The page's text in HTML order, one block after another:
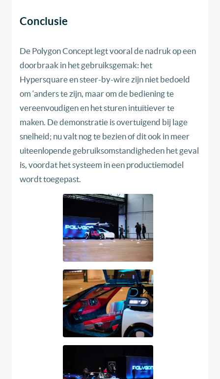
Conclusie
De Polygon Concept legt vooral de nadruk op een
doorbraak in het gebruiksgemak: het
Hypersquare en steer-by-wire zijn niet bedoeld
om ‘anders te zijn, maar om de bediening te
vereenvoudigen en het sturen intuïtiever te
maken. De demonstratie is overtuigend bij lage
snelheid; nu valt nog te bezien of dit ook in meer
uiteenlopende gebruiksomstandigheden het geval
is, voordat het systeem in een productiemodel
wordt toegepast.